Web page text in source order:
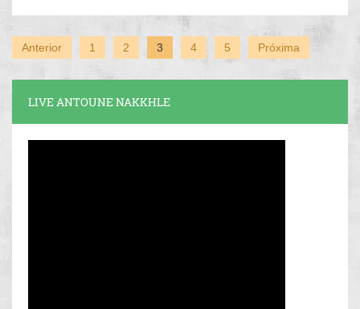
Anterior 1 2 3 4 5 Próxima
LIVE ANTOUNE NAKKHLE